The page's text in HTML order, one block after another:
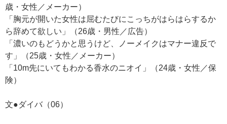
歳・女性／メーカー）
「胸元が開いた女性は屈むたびにこっちがはらはらするか
ら辞めて欲しい」（26歳・男性／広告）
「濃いのもどうかと思うけど、ノーメイクはマナー違反で
す」（25歳・女性／メーカー）
「10m先にいてもわかる香水のニオイ」（24歳・女性／保
険）
文●ダイバ（06）